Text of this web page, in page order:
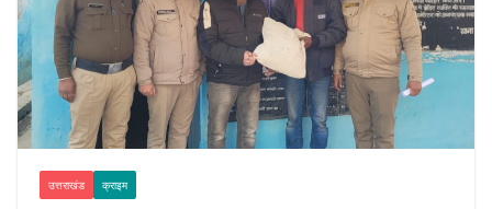
उत्तराखंड क्राइम